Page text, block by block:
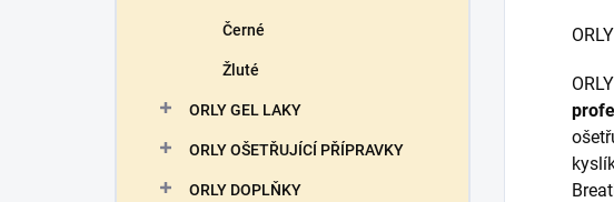
Černé
Žluté
ORLY GEL LAKY
ORLY OŠETŘUJÍCÍ PŘÍPRAVKY
ORLY DOPLŇKY